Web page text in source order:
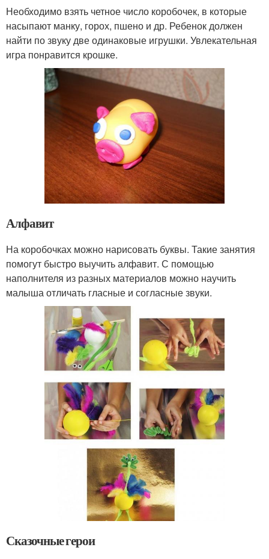
Необходимо взять четное число коробочек, в которые
насыпают манку, горох, пшено и др. Ребенок должен
найти по звуку две одинаковые игрушки. Увлекательная
игра понравится крошке.
Алфавит
На коробочках можно нарисовать буквы. Такие занятия
помогут быстро выучить алфавит. С помощью
наполнителя из разных материалов можно научить
малыша отличать гласные и согласные звуки.
Сказочные герои